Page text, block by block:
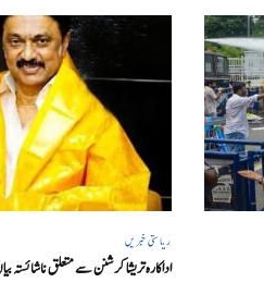
ریاستی خبریں
اداکارہ تریشا کرشنن سے متعلق ناشائستہ